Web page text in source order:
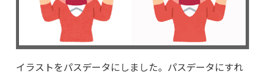
イラストをパスデータにしました。パスデータにすれ